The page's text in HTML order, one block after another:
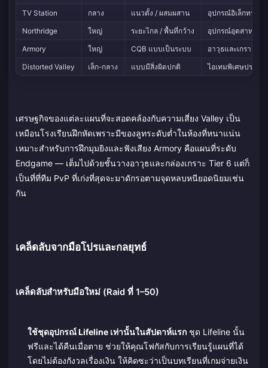
TV Station
กลาง แนวตั้ง / ผสมผสาน
อุปกรณ์อิเล็กทรอนิ
Northridge
ใหญ่ ระยะไกล / พื้นที่กว้าง
อุปกรณ์อุตสาหกรร
Armory
ใหญ่ CQB แบบเป็นระบบ
อาวุธและเกราะระ
Distorted Valley
เล็ก-กลาง แบบมีสิ่งผิดปกติ ไอเทมพิเศษประจำ
เศรษฐกิจของแต่ละแผนที่จะสอดคล้องกับความเสี่ยง Valley เป็น
เหมือนโรงเรียนฝึกหัดเพราะมีของลูทระดับต่ำในห้องที่หนาแน่น
เหมาะสำหรับการฝึกมุมยิงและฟังเสียง Armory คือแผนที่ระดับ
Endgame — เต็มไปด้วยชั้นวางอาวุธและกล่องเกราะ Tier 6 แต่ก็
เป็นที่ที่ทีม PvP ที่เก่งที่สุดจะมาดักรอตามจุดหลบหนียอดนิยมเช่น
กัน
เคล็ดลับจากมือโปรและกลยุทธ์
เคล็ดลับสำหรับมือใหม่ (Raid ที่ 1–50)
ใช้ชุดอุปกรณ์ Lifeline เท่านั้นในสัปดาห์แรกชุด Lifeline นั้น
ฟรีและได้คืนเมื่อตาย ช่วยให้คุณโฟกัสกับการเรียนรู้แผนที่ได้
โดยไม่ต้องกังวลเรื่องเงิน ให้คิดซะว่าเป็นบทเรียนที่เกมจ่ายเงิน